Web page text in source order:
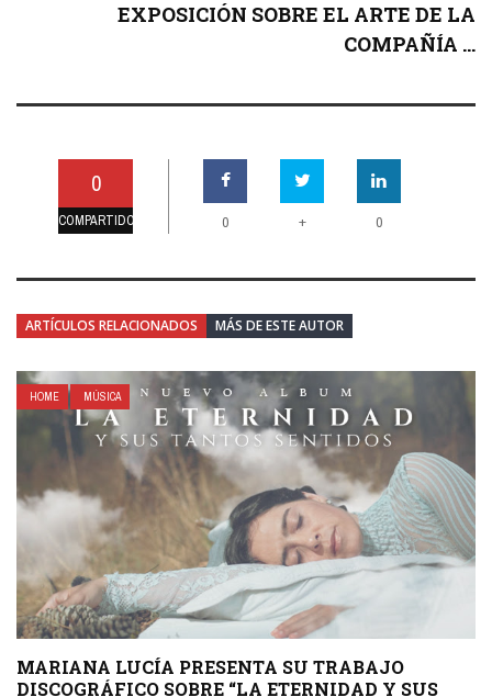
EXPOSICIÓN SOBRE EL ARTE DE LA
COMPAÑÍA ...
0
COMPARTIDO 0 + 0
ARTÍCULOS RELACIONADOS MÁS DE ESTE AUTOR
HOME MÚSICA
MARIANA LUCÍA PRESENTA SU TRABAJO
DISCOGRÁFICO SOBRE “LA ETERNIDAD Y SUS